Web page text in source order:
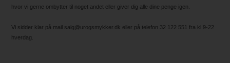
hvor vi gerne ombytter til noget andet eller giver dig alle dine penge igen.
Vi sidder klar på mail salg@urogsmykker.dk eller på telefon 32 122 551 fra kl 9-22
hverdag.